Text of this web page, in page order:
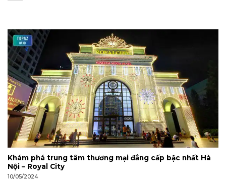
Khám phá trung tâm thương mại đẳng cấp bậc nhất Hà
Nội – Royal City
10/05/2024